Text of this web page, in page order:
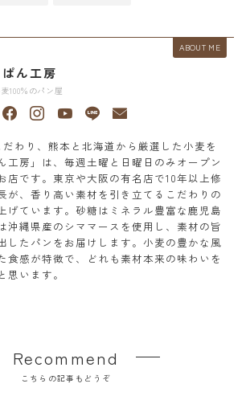
ABOUT ME
ん工房
100％のパン屋
わり、熊本と北海道から厳選した小麦を
工房」は、毎週土曜と日曜日のみオープン
店です。東京や大阪の有名店で10年以上修
が、香り高い素材を引き立てるこだわりの
げています。砂糖はミネラル豊富な鹿児島
沖縄県産のシママースを使用し、素材の旨
したパンをお届けします。小麦の豊かな風
食感が特徴で、どれも素材本来の味わいを
います。
Recommend
こちらの記事もどうぞ